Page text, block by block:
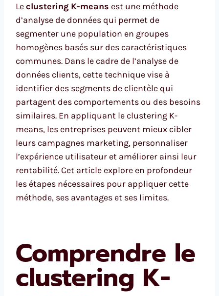
Leclustering K-means est une méthode
d’analyse de données qui permet de
segmenter une population en groupes
homogènes basés sur des caractéristiques
communes. Dans le cadre de l’analyse de
données clients, cette technique vise à
identifier des segments de clientèle qui
partagent des comportements ou des besoins
similaires. En appliquant le clustering K-
means, les entreprises peuvent mieux cibler
leurs campagnes marketing, personnaliser
l’expérience utilisateur et améliorer ainsi leur
rentabilité. Cet article explore en profondeur
les étapes nécessaires pour appliquer cette
méthode, ses avantages et ses limites.
Comprendre le
clustering K-